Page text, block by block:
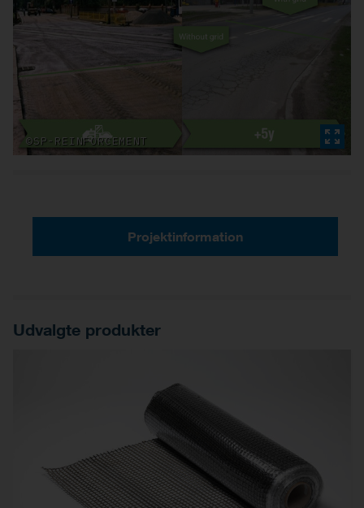
©SP-REINFORCEMENT
Projektinformation
Udvalgte produkter